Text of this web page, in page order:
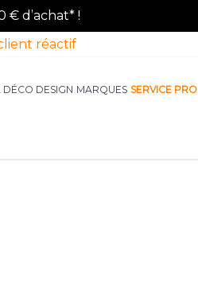
€ d’achat* !
réactif
DÉCO DESIGN MARQUES SERVICE PRO